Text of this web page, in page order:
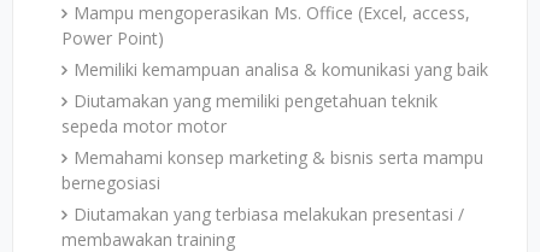
Mampu mengoperasikan Ms. Office (Excel, access,
Power Point)
Memiliki kemampuan analisa & komunikasi yang baik
Diutamakan yang memiliki pengetahuan teknik
sepeda motor motor
Memahami konsep marketing & bisnis serta mampu
bernegosiasi
Diutamakan yang terbiasa melakukan presentasi /
membawakan training